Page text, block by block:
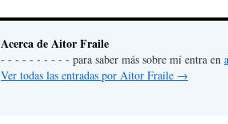
Acerca de Aitor Fraile
- - - - - - - - - - para saber más sobre mí entra en
Ver todas las entradas por Aitor Fraile →